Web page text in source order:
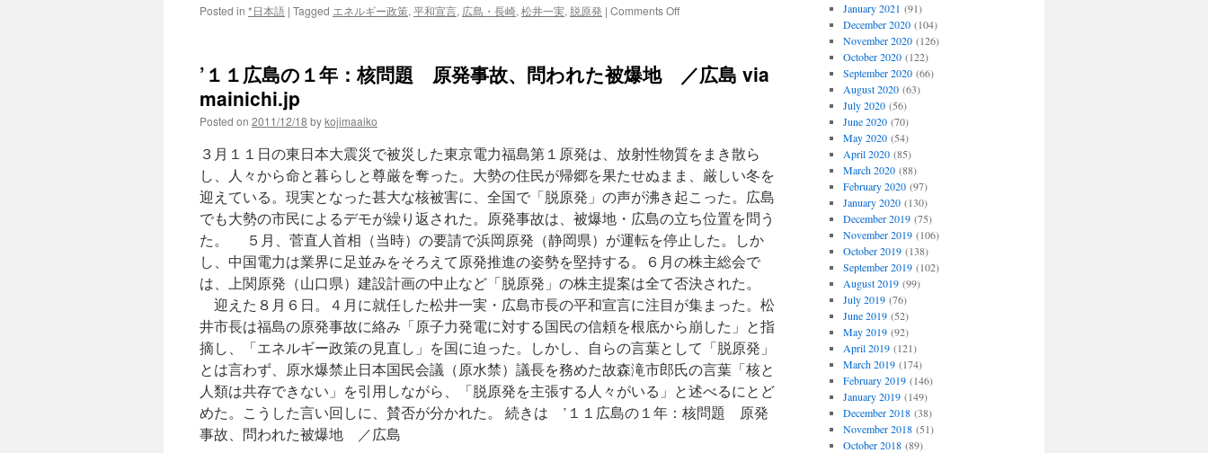
Posted in *日本語 | Tagged エネルギー政策, 平和宣言, 広島・長崎, 松井一実, 脱原発 | Comments Offon
爆
か
年】
「震
災
被
災
者
共
に」
平
和
宣
言、
原
発
是
非
’１１広島の１年：核問題 原発事故、問われた被爆地 ／広島 via
mainichi.jp
Posted on 2011/12/18 bykojimaaiko
３月１１日の東日本大震災で被災した東京電力福島第１原発は、放射性物質をまき散ら
し、人々から命と暮らしと尊厳を奪った。大勢の住民が帰郷を果たせぬまま、厳しい冬を
迎えている。現実となった甚大な核被害に、全国で「脱原発」の声が沸き起こった。広島
でも大勢の市民によるデモが繰り返された。原発事故は、被爆地・広島の立ち位置を問う
た。 ５月、菅直人首相（当時）の要請で浜岡原発（静岡県）が運転を停止した。しか
し、中国電力は業界に足並みをそろえて原発推進の姿勢を堅持する。６月の株主総会で
は、上関原発（山口県）建設計画の中止など「脱原発」の株主提案は全て否決された。
迎えた８月６日。４月に就任した松井一実・広島市長の平和宣言に注目が集まった。松
井市長は福島の原発事故に絡み「原子力発電に対する国民の信頼を根底から崩した」と指
摘し、「エネルギー政策の見直し」を国に迫った。しかし、自らの言葉として「脱原発」
とは言わず、原水爆禁止日本国民会議（原水禁）議長を務めた故森滝市郎氏の言葉「核と
人類は共存できない」を引用しながら、「脱原発を主張する人々がいる」と述べるにとど
めた。こうした言い回しに、賛否が分かれた。 続きは ’１１広島の１年：核問題 原発
事故、問われた被爆地 ／広島
January 2021 (91)
December 2020(104)
November 2020(126)
October 2020(122)
September 2020(66)
August 2020(63)
July 2020(56)
June 2020(70)
May 2020(54)
April 2020(85)
March 2020(88)
February 2020(97)
January 2020(130)
December 2019(75)
November 2019(106)
October 2019(138)
September 2019(102)
August 2019(99)
July 2019(76)
June 2019(52)
May 2019(92)
April 2019(121)
March 2019(174)
February 2019(146)
January 2019(149)
December 2018(38)
November 2018(51)
October 2018(89)